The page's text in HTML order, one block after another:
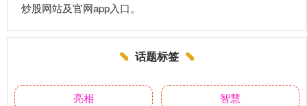
炒股网站及官网app入口。
话题标签
亮相 智慧